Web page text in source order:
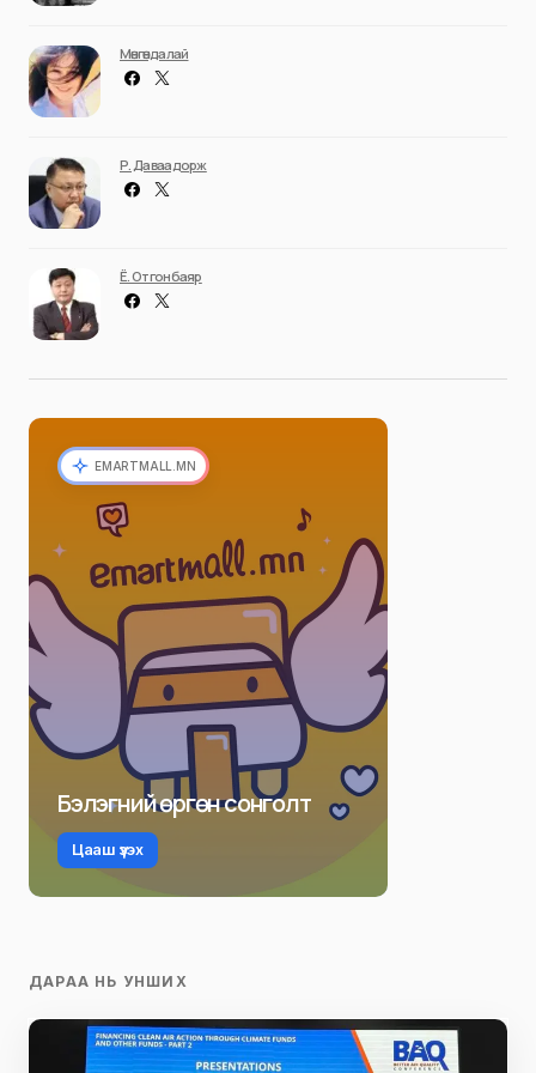
Мөнгөндалай
Р. Даваадорж
Ё. Отгонбаяр
EMARTMALL.MN
Бэлэгний өргөн сонголт
Цааш үзэх
ДАРАА НЬ УНШИХ